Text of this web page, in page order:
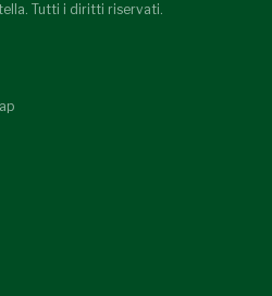
Tutti i diritti riservati.